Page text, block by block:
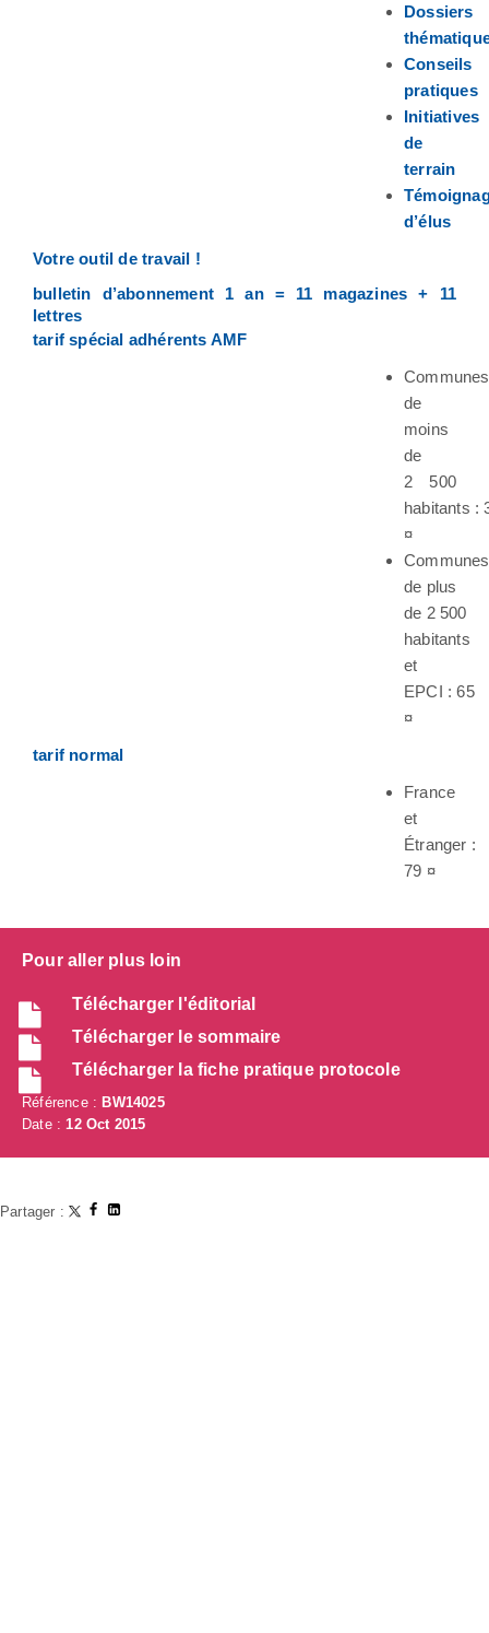
Dossiers
Conseils
pratiques
Initiatives
de
terrain
d’élus
Votre outil de travail !
bulletin d’abonnement 1 an = 11 magazines + 11
lettres
tarif spécial adhérents AMF
Communes
de
moins
de
2 500
habitants :
¤
Communes
de plus
de 2 500
habitants
et
EPCI : 65
¤
tarif normal
France
et
Étranger :
79 ¤
Pour aller plus loin
Télécharger l'éditorial
Télécharger le sommaire
Télécharger la fiche pratique protocole
Référence :BW14025
Date : 12 Oct 2015
Partager :